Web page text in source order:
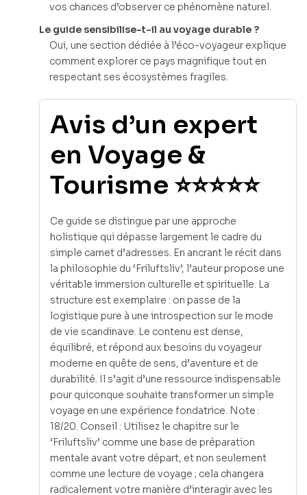
vos chances d’observer ce phénomène naturel.
Le guide sensibilise-t-il au voyage durable ?
Oui, une section dédiée à l’éco-voyageur explique
comment explorer ce pays magnifique tout en
respectant ses écosystèmes fragiles.
Avis d’un expert
en Voyage &
Tourisme ⭐⭐⭐⭐⭐
Ce guide se distingue par une approche
holistique qui dépasse largement le cadre du
simple carnet d’adresses. En ancrant le récit dans
la philosophie du ‘Friluftsliv’, l’auteur propose une
véritable immersion culturelle et spirituelle. La
structure est exemplaire : on passe de la
logistique pure à une introspection sur le mode
de vie scandinave. Le contenu est dense,
équilibré, et répond aux besoins du voyageur
moderne en quête de sens, d’aventure et de
durabilité. Il s’agit d’une ressource indispensable
pour quiconque souhaite transformer un simple
voyage en une expérience fondatrice. Note :
18/20. Conseil : Utilisez le chapitre sur le
‘Friluftsliv’ comme une base de préparation
mentale avant votre départ, et non seulement
comme une lecture de voyage ; cela changera
radicalement votre manière d’interagir avec les